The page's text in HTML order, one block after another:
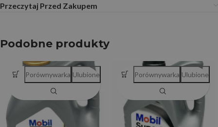
Przeczytaj Przed Zakupem
Podobne produkty
Porównywarka Ulubione Porównywarka Ulubione